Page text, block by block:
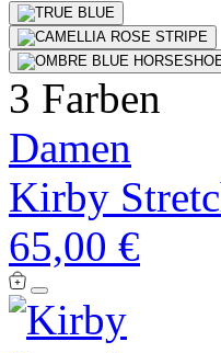
3 Farben
Damen
Kirby
65,00 €